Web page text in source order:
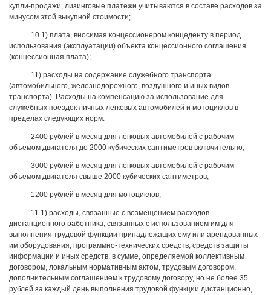
купли-продажи, лизинговые платежи учитываются в составе расходов за
минусом этой выкупной стоимости;
10.1) плата, вносимая концессионером концеденту в период
использования (эксплуатации) объекта концессионного соглашения
(концессионная плата);
11) расходы на содержание служебного транспорта
(автомобильного, железнодорожного, воздушного и иных видов
транспорта). Расходы на компенсацию за использование для
служебных поездок личных легковых автомобилей и мотоциклов в
пределах следующих норм:
2400 рублей в месяц для легковых автомобилей с рабочим
объемом двигателя до 2000 кубических сантиметров включительно;
3000 рублей в месяц для легковых автомобилей с рабочим
объемом двигателя свыше 2000 кубических сантиметров;
1200 рублей в месяц для мотоциклов;
11.1) расходы, связанные с возмещением расходов
дистанционного работника, связанных с использованием им для
выполнения трудовой функции принадлежащих ему или арендованных
им оборудования, программно-технических средств, средств защиты
информации и иных средств, в сумме, определяемой коллективным
договором, локальным нормативным актом, трудовым договором,
дополнительным соглашением к трудовому договору, но не более 35
рублей за каждый день выполнения трудовой функции дистанционно,